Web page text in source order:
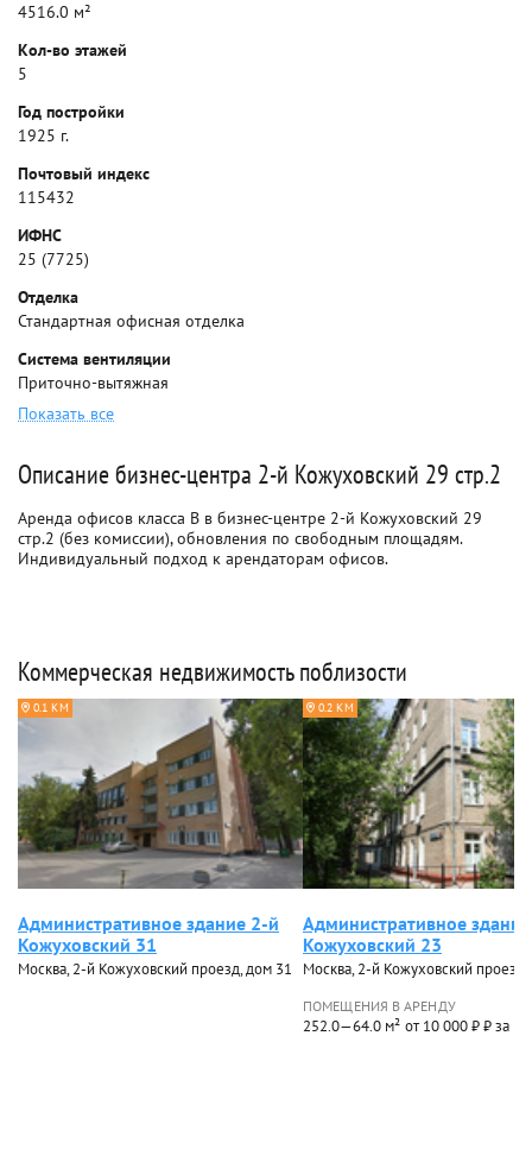
4516.0 м²
Кол-во этажей
5
Год постройки
1925 г.
Почтовый индекс
115432
ИФНС
25 (7725)
Отделка
Стандартная офисная отделка
Система вентиляции
Приточно-вытяжная
Показать все
Описание бизнес-центра 2-й Кожуховский 29 стр.2
Аренда офисов класса B в бизнес-центре 2-й Кожуховский 29
стр.2 (без комиссии), обновления по свободным площадям.
Индивидуальный подход к арендаторам офисов.
Коммерческая недвижимость поблизости
0.1 КМ
Административное здание 2-й
Кожуховский 31
Москва, 2-й Кожуховский проезд, дом 31
0.2 КМ
Административное
Кожуховский 23
Москва, 2-й Кожуховский
ПОМЕЩЕНИЯ В АРЕНДУ
252.0—64.0 м² от 10 000 ₽ ₽ за